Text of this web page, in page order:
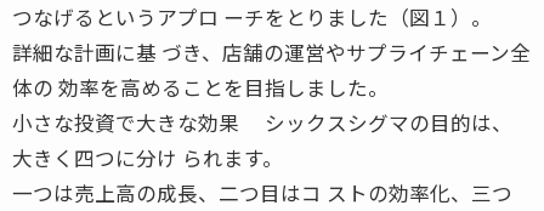
つなげるというアプロ ーチをとりました（図１）。
詳細な計画に基 づき、店舗の運営やサプライチェーン全
体の 効率を高めることを目指しました。
小さな投資で大きな効果 シックスシグマの目的は、
大きく四つに分け られます。
一つは売上高の成長、二つ目はコ ストの効率化、三つ